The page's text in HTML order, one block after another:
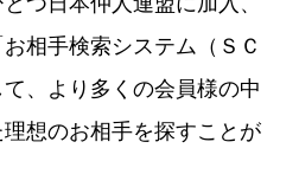
相手検索システム（ＳＣ
、より多くの会員様の中
想のお相手を探すことが